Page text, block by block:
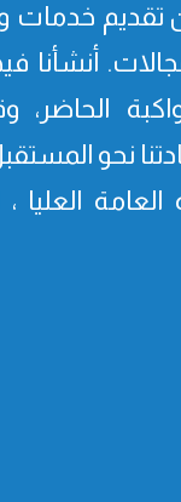
تقدیم خدمات
أنشأنا
الحاضر،
نحو
العامة